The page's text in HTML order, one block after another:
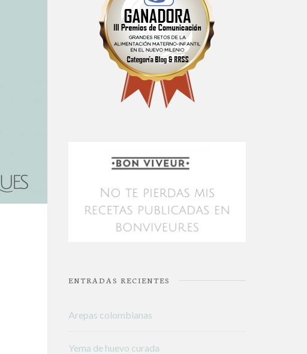
ENTRADAS RECIENTES
Arepas colombianas
Yema de huevo curada